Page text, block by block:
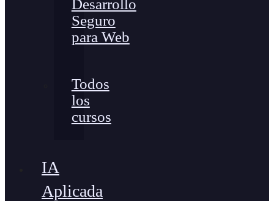
Desarrollo
Seguro
para Web
Todos
los
cursos
IA
Aplicada